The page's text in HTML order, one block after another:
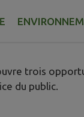
trois
du public.